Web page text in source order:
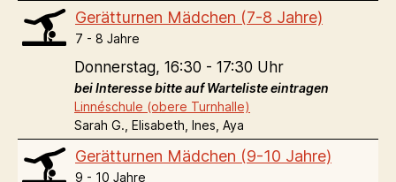
Gerätturnen Mädchen (7-8 Jahre)
7 - 8 Jahre
Donnerstag, 16:30 - 17:30 Uhr
bei Interesse bitte auf Warteliste eintragen
Linnéschule (obere Turnhalle)
Sarah G., Elisabeth, Ines, Aya
Gerätturnen Mädchen (9-10 Jahre)
9 - 10 Jahre